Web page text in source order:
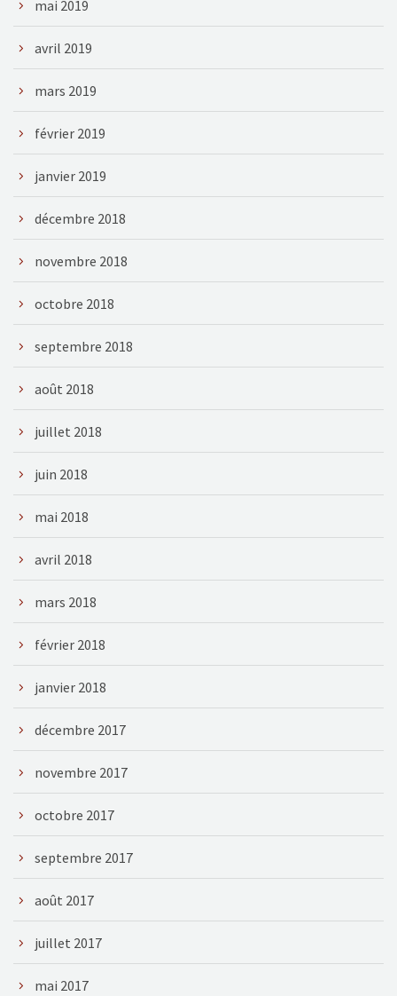
mai 2019
avril 2019
mars 2019
février 2019
janvier 2019
décembre 2018
novembre 2018
octobre 2018
septembre 2018
août 2018
juillet 2018
juin 2018
mai 2018
avril 2018
mars 2018
février 2018
janvier 2018
décembre 2017
novembre 2017
octobre 2017
septembre 2017
août 2017
juillet 2017
mai 2017